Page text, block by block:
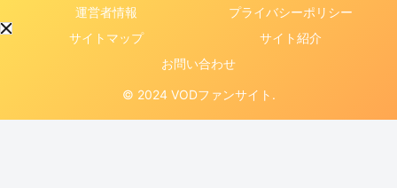
運営者情報
プライバシーポリシー
サイトマップ
サイト紹介
お問い合わせ
© 2024 VODファンサイト.